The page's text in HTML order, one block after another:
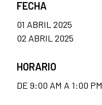
FECHA
01 ABRIL 2025
02 ABRIL 2025
HORARIO
DE 9:00 AM A 1:00 PM